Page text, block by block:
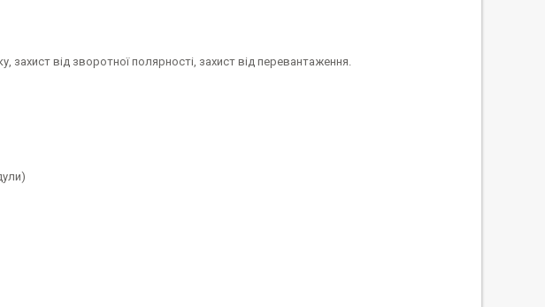
захист від зворотної полярності, захист від перевантаження.